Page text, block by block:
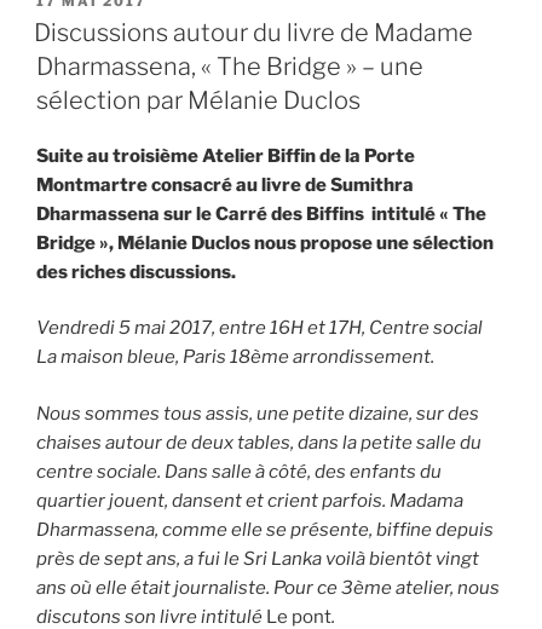
LE
Discussions autour du livre de Madame
Dharmassena, « The Bridge » – une
sélection par Mélanie Duclos
Suite au troisième Atelier Biffin de la Porte
Montmartre consacré au livre de Sumithra
Dharmassena sur le Carré des Biffins intitulé « The
Bridge », Mélanie Duclos nous propose une sélection
des riches discussions.
Vendredi 5 mai 2017, entre 16H et 17H, Centre social
La maison bleue, Paris 18ème arrondissement.
Nous sommes tous assis, une petite dizaine, sur des
chaises autour de deux tables, dans la petite salle du
centre sociale. Dans salle à côté, des enfants du
quartier jouent, dansent et crient parfois. Madama
Dharmassena, comme elle se présente, biffine depuis
près de sept ans, a fui le Sri Lanka voilà bientôt vingt
ans où elle était journaliste. Pour ce 3ème atelier, nous
discutons son livre intitulé Le pont.